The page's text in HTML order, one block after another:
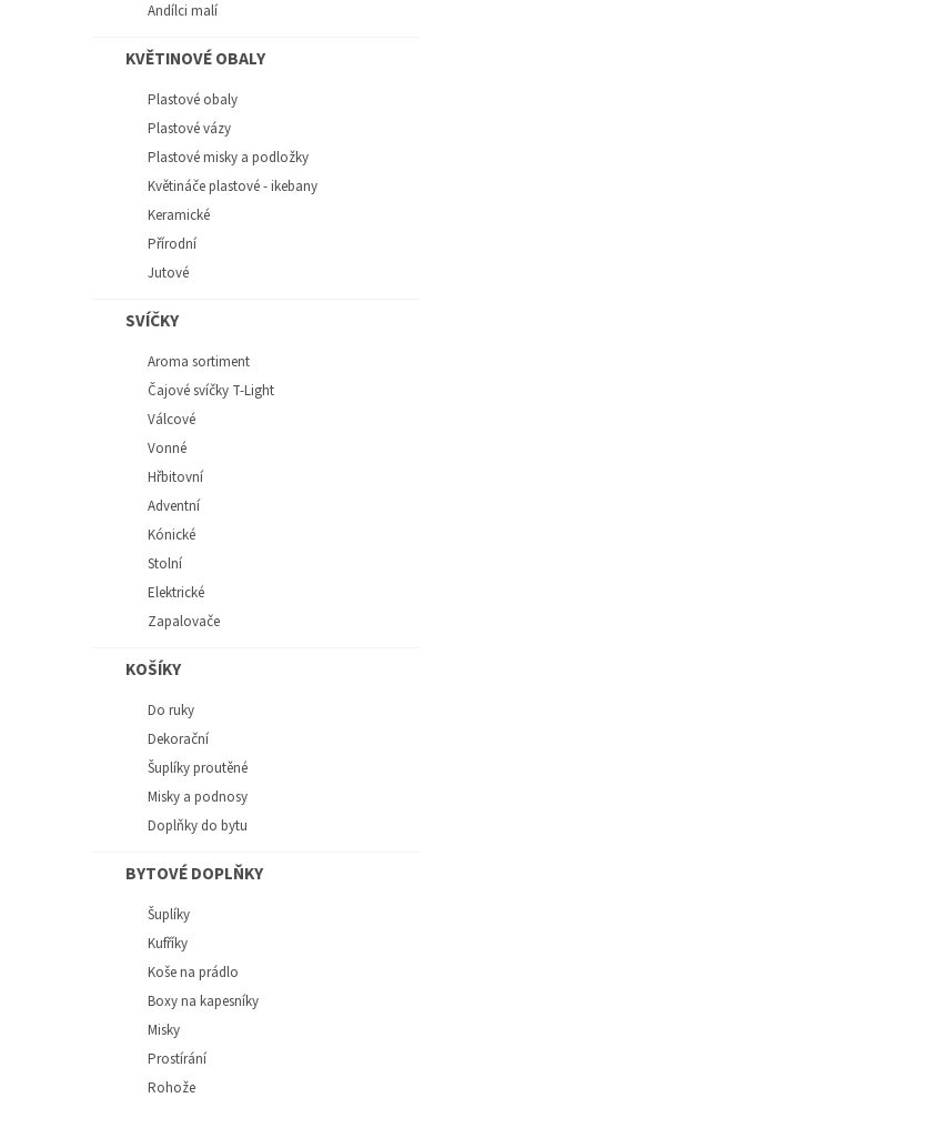
Andílci malí
KVĚTINOVÉ OBALY
Plastové obaly
Plastové vázy
Plastové misky a podložky
Květináče plastové - ikebany
Keramické
Přírodní
Jutové
SVÍČKY
Aroma sortiment
Čajové svíčky T-Light
Válcové
Vonné
Hřbitovní
Adventní
Kónické
Stolní
Elektrické
Zapalovače
KOŠÍKY
Do ruky
Dekorační
Šuplíky proutěné
Misky a podnosy
Doplňky do bytu
BYTOVÉ DOPLŇKY
Šuplíky
Kufříky
Koše na prádlo
Boxy na kapesníky
Misky
Prostírání
Rohože